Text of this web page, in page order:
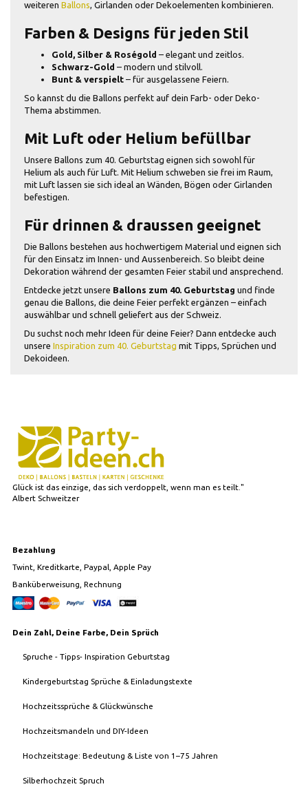
weiteren Ballons , Girlanden oder Dekoelementen kombinieren.
Farben & Designs für jeden Stil
Gold, Silber & Roségold – elegant und zeitlos.
Schwarz-Gold – modern und stilvoll.
Bunt & verspielt – für ausgelassene Feiern.
So kannst du die Ballons perfekt auf dein Farb- oder Deko-
Thema abstimmen.
Mit Luft oder Helium befüllbar
Unsere Ballons zum 40. Geburtstag eignen sich sowohl für
Helium als auch für Luft. Mit Helium schweben sie frei im Raum,
mit Luft lassen sie sich ideal an Wänden, Bögen oder Girlanden
befestigen.
Für drinnen & draussen geeignet
Die Ballons bestehen aus hochwertigem Material und eignen sich
für den Einsatz im Innen- und Aussenbereich. So bleibt deine
Dekoration während der gesamten Feier stabil und ansprechend.
Entdecke jetzt unsere Ballons zum 40. Geburtstag und finde
genau die Ballons, die deine Feier perfekt ergänzen – einfach
auswählbar und schnell geliefert aus der Schweiz.
Du suchst noch mehr Ideen für deine Feier? Dann entdecke auch
unsere Inspiration zum 40. Geburtstag mit Tipps, Sprüchen und
Dekoideen.
Glück ist das einzige, das sich verdoppelt, wenn man es teilt."
Albert Schweitzer
Bezahlung
Twint, Kreditkarte, Paypal, Apple Pay
Banküberweisung, Rechnung
Dein Zahl, Deine Farbe, Dein Sprüch
Spruche - Tipps- Inspiration Geburtstag
Kindergeburtstag Sprüche & Einladungstexte
Hochzeitssprüche & Glückwünsche
Hochzeitsmandeln und DIY-Ideen
Hochzeitstage: Bedeutung & Liste von 1–75 Jahren
Silberhochzeit Spruch